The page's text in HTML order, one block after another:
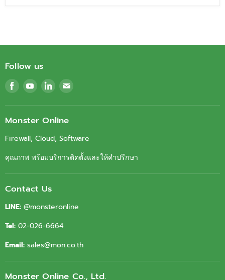
Follow us
Find
us
on
Facebook
Find
us
on
Youtube
Find
us
on
LinkedIn
Find
on
Monster Online
Firewall, Cloud, Software
คุณภาพ พร้อมบริการติดตั้งและให้คำปรึกษา
Contact Us
LINE: @monsteronline
Tel: 02-026-6664
Email: sales@mon.co.th
Monster Online Co., Ltd.